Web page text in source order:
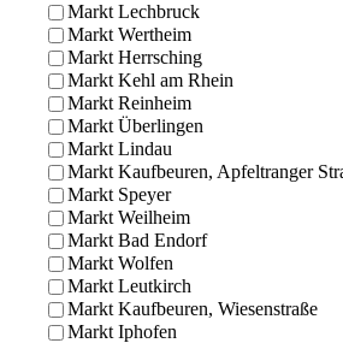
Markt Lechbruck
Markt Wertheim
Markt Herrsching
Markt Kehl am Rhein
Markt Reinheim
Markt Überlingen
Markt Lindau
Markt Kaufbeuren, Apfeltranger
Markt Speyer
Markt Weilheim
Markt Bad Endorf
Markt Wolfen
Markt Leutkirch
Markt Kaufbeuren, Wiesenstraße
Markt Iphofen